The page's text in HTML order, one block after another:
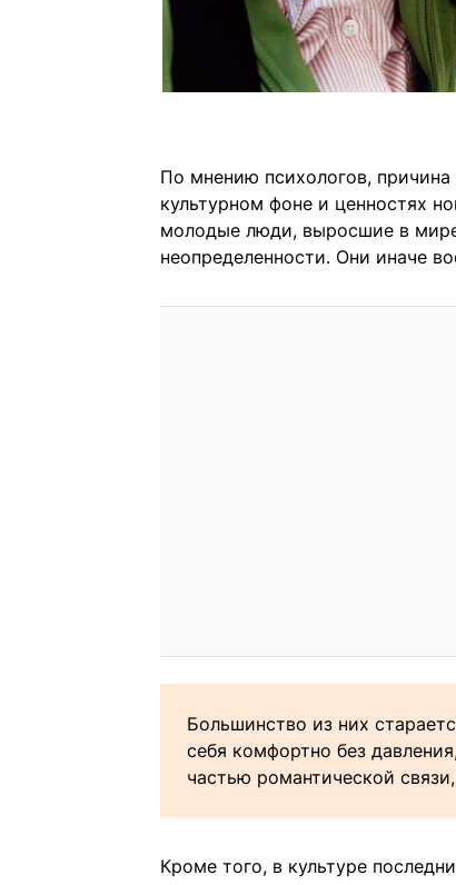
По мнению психологов,
культурном фоне и ценностях
молодые люди, выросшие в
неопределенности. Они иначе
Большинство из них
себя комфортно без
частью романтической
Кроме того, в культуре